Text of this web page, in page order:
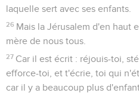
laquelle sert avec ses enfants.
26 Mais la Jérusalem d'en haut
mère de nous tous.
27 Car il est écrit : réjouis-toi,
efforce-toi, et t'écrie, toi qui
car il y a beaucoup plus